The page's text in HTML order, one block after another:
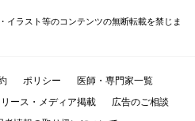
イラスト等のコンテンツの無断転載を禁じま
ポリシー
医師・専門家一覧
ース・メディア掲載
広告のご相談